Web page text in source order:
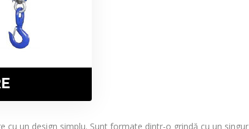
cu un design simplu. Sunt formate dintr-o grindă cu un singur